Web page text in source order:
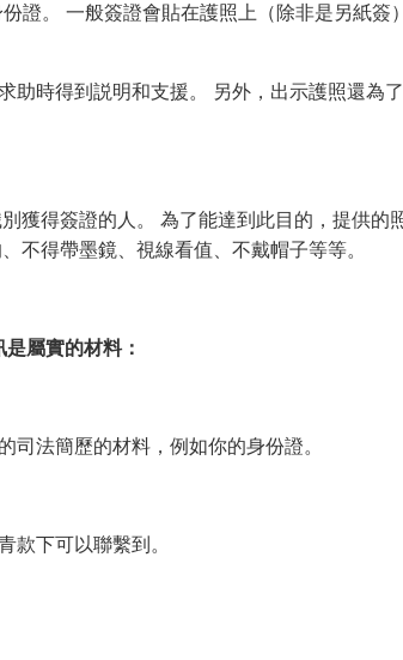
證。 一般簽證會貼在護照上（除非是另紙簽
助時得到説明和支援。 另外，出示護照還為
獲得簽證的人。 為了能達到此目的，提供的
不得帶墨鏡、視線看值、不戴帽子等等。
屬實的材料：
司法簡歷的材料，例如你的身份證。
款下可以聯繫到。